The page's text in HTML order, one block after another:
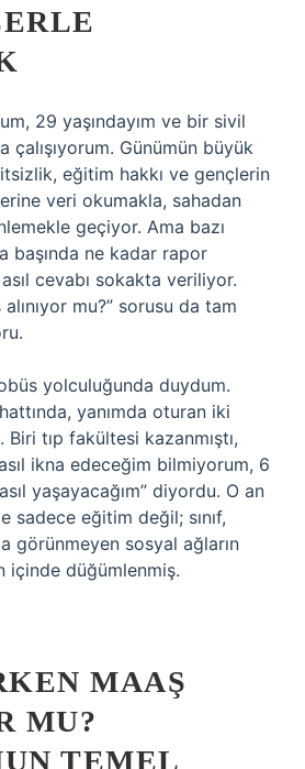
29 yaşındayım ve bir sivil
çalışıyorum. Günümün büyük
eğitim hakkı ve gençlerin
veri okumakla, sahadan
geçiyor. Ama bazı
başında ne kadar rapor
cevabı sokakta veriliyor.
mu?” sorusu da tam
yolculuğunda duydum.
yanımda oturan iki
tıp fakültesi kazanmıştı,
ikna edeceğim bilmiyorum, 6
yaşayacağım” diyordu. O an
sadece eğitim değil; sınıf,
görünmeyen sosyal ağların
içinde düğümlenmiş.
MAAŞ
MU?
TEMEL